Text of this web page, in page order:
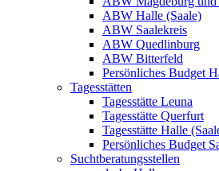
ABW Halle (Saale)
ABW Saalekreis
ABW Quedlinburg
ABW Bitterfeld
Persönliches Budget
Tagesstätten
Tagesstätte Leuna
Tagesstätte Querfurt
Tagesstätte Halle
Persönliches Budget
Suchtberatungsstellen